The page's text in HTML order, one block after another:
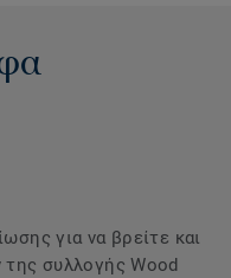
για να βρείτε και
συλλογής Wood